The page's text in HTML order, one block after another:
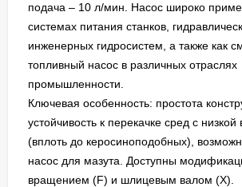
подача – 10 л/мин. Насос широко
системах питания станков,
инженерных гидросистем, а также как
топливный насос в различных отраслях
промышленности.
Ключевая особенность: простота
устойчивость к перекачке сред с низкой
(вплоть до керосиноподобных),
насос для мазута. Доступны
вращением (F) и шлицевым валом (X).